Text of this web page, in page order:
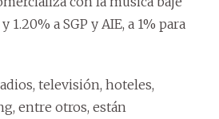
1.20% a SGP y AIE, a 1% para
televisión, hoteles,
entre otros, están